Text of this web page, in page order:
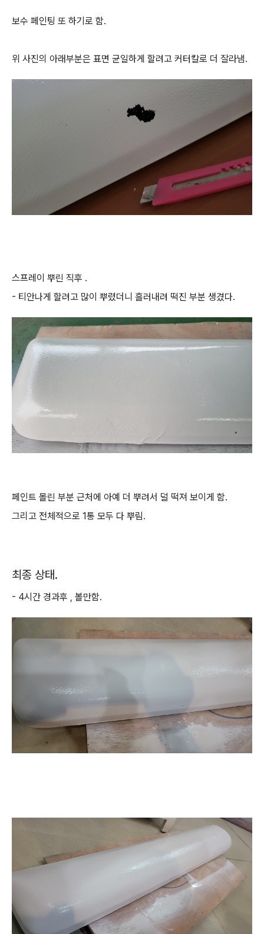
보수 페인팅 또 하기로 함.
위 사진의 아래부분은 표면 균일하게 할려고 커터칼로 더 잘라냄.
스프레이 뿌린 직후 .
- 티안나게 할려고 많이 뿌렸더니 흘러내려 떡진 부분 생겼다.
페인트 몰린 부분 근처에 아예 더 뿌려서 덜 떡져 보이게 함.
그리고 전체적으로 1통 모두 다 뿌림.
최종 상태.
- 4시간 경과후 , 볼만함.